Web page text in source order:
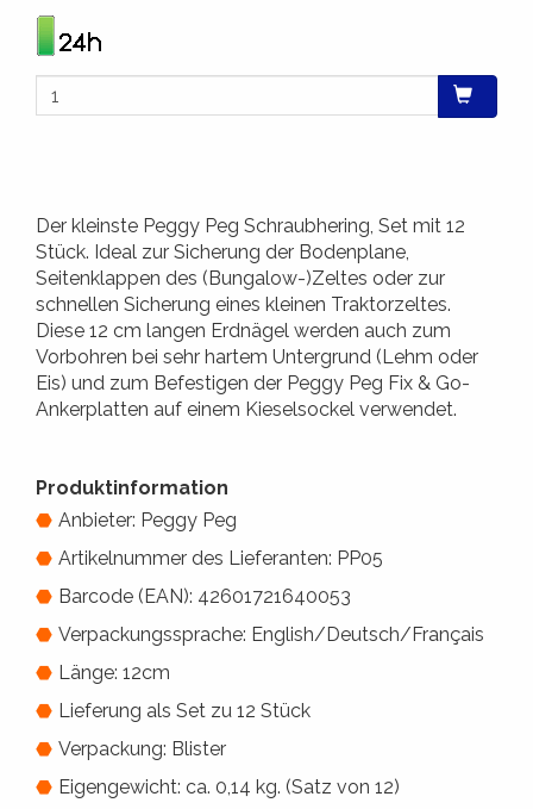
Der kleinste Peggy Peg Schraubhering, Set mit 12
Stück. Ideal zur Sicherung der Bodenplane,
Seitenklappen des (Bungalow-)Zeltes oder zur
schnellen Sicherung eines kleinen Traktorzeltes.
Diese 12 cm langen Erdnägel werden auch zum
Vorbohren bei sehr hartem Untergrund (Lehm oder
Eis) und zum Befestigen der Peggy Peg Fix & Go-
Ankerplatten auf einem Kieselsockel verwendet.
Produktinformation
Anbieter: Peggy Peg
Artikelnummer des Lieferanten: PP05
Barcode (EAN): 42601721640053
Verpackungssprache: English/Deutsch/Français
Länge: 12cm
Lieferung als Set zu 12 Stück
Verpackung: Blister
Eigengewicht: ca. 0,14 kg. (Satz von 12)